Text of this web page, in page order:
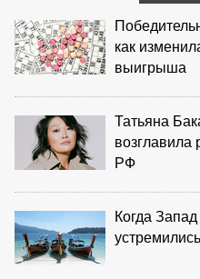
как
выигрыша
Татьяна
возглавила
РФ
Когда